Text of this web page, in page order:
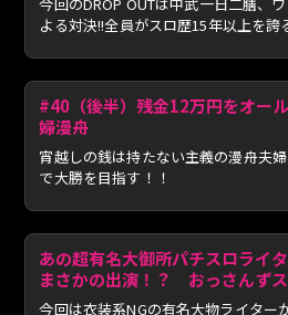
よる対決!!全員がスロ歴15年以上を誇
#40（後半）残金12万円をオー
婦漫舟
宵越しの銭は持たない主義の漫舟夫
で大勝を目指す！！
あの超有名大御所パチスロライ
まさかの出演！？ おっさんず
今回は衣装系NGの有名大物ライター